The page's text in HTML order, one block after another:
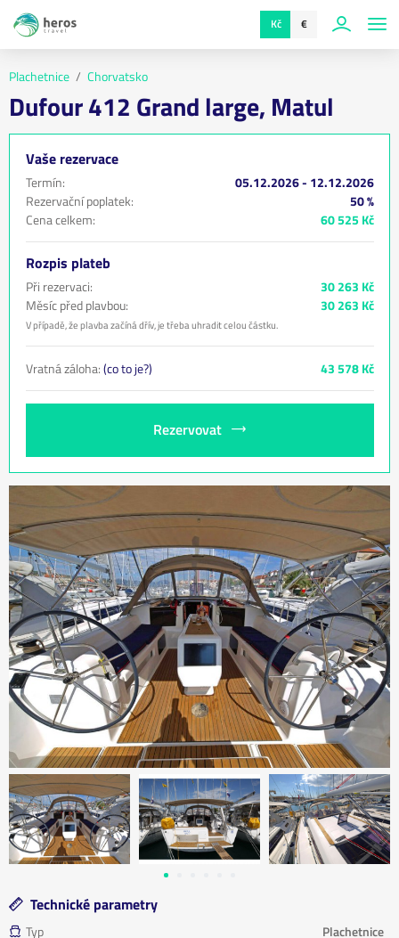
Kč €
Plachetnice Chorvatsko
Dufour 412 Grand large, Matul
Vaše rezervace
Termín:
05.12.2026 - 12.12.2026
Rezervační poplatek:
50 %
Cena celkem:
60 525 Kč
Rozpis plateb
Při rezervaci:
30 263 Kč
Měsíc před plavbou:
30 263 Kč
V případě, že plavba začíná dřív, je třeba uhradit celou částku.
Vratná záloha:(co to je?) 43 578 Kč
Rezervovat
Technické parametry
Typ
Plachetnice